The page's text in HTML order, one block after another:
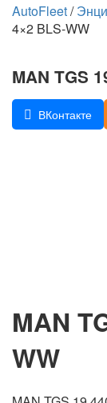
AutoFleet/
4×2 BLS-WW
MAN TGS
ВКонтакте
MAN
WW